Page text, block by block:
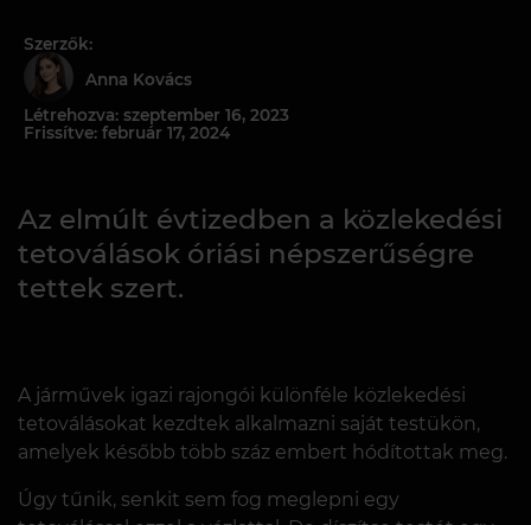
Szerzők:
Anna Kovács
Létrehozva: szeptember 16, 2023
Frissítve: február 17, 2024
Az elmúlt évtizedben a közlekedési
tetoválások óriási népszerűségre
tettek szert.
A járművek igazi rajongói különféle közlekedési
tetoválásokat kezdtek alkalmazni saját testükön,
amelyek később több száz embert hódítottak meg.
Úgy tűnik, senkit sem fog meglepni egy